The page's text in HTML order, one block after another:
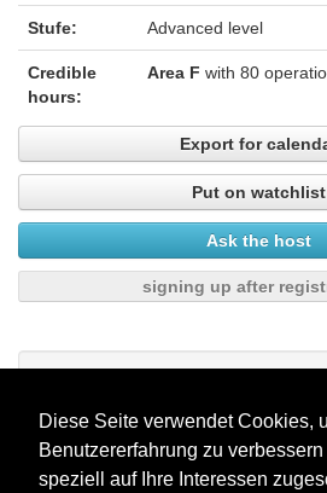
Diese Seite verwendet Cookies,
Benutzererfahrung zu verbessern
speziell auf Ihre Interessen
Stufe: Advanced level
Credible
hours:
Area F with 80
Export for
Put on watchlist
Ask the host
signing up after
There are no seminars on your
To book seminars please log in (see